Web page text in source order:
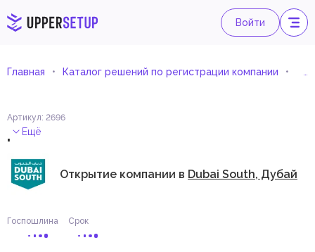
Войти
Главная Каталог решений по регистрации компании
Артикул: 2696
. Ещё
Открытие компании в Dubai South, Дубай
Госпошлина Срок